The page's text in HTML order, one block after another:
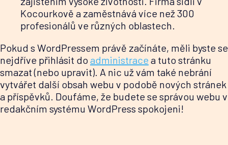
Kocourkově a zaměstnává více než 300
profesionálů ve různých oblastech.
Pokud s WordPressem právě začínáte, měli byste se
nejdříve přihlásit do administrace a tuto stránku
smazat (nebo upravit). A nic už vám také nebrání
vytvářet další obsah webu v podobě nových stránek
a příspěvků. Doufáme, že budete se správou webu v
redakčním systému WordPress spokojeni!